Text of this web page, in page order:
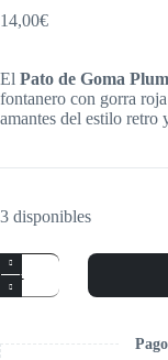
14,00€
El Pato de Goma
fontanero con gorra
amantes del estilo retro
3 disponibles